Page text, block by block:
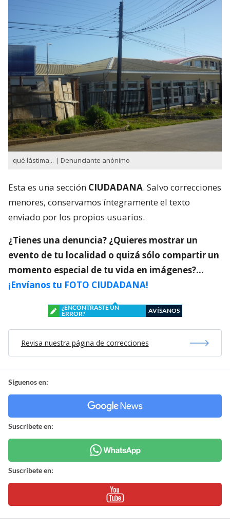
qué lástima... | Denunciante anónimo
Esta es una sección CIUDADANA. Salvo correcciones
menores, conservamos íntegramente el texto
enviado por los propios usuarios.
¿Tienes una denuncia? ¿Quieres mostrar un
evento de tu localidad o quizá sólo compartir un
momento especial de tu vida en imágenes?…
¡Envíanos tu FOTO CIUDADANA!
¿ENCONTRASTE UN
ERROR?
AVÍSANOS
Revisa nuestra página de correcciones
Síguenos en:
Suscríbete en:
Suscríbete en: